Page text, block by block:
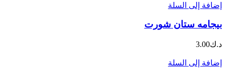
إضافة إلى السلة
بيجامه ستان شورت
د.ك3.00
إضافة إلى السلة